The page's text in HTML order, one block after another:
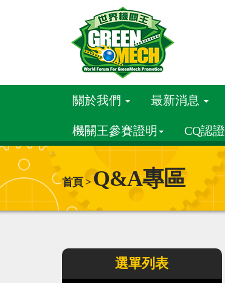
關於我們 最新消息
機關王參賽證明 CQ認證
首頁 >Q&A專區
選單列表